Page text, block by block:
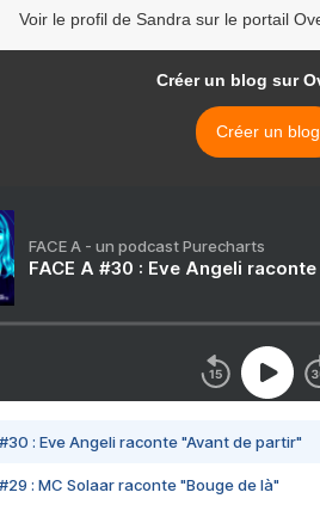
Voir le profil de Sandra sur le portail
Créer un blog sur
Créer un blog
FACE A - un podcast Purecharts
FACE A #30 : Eve Angeli
#30 : Eve Angeli raconte "Avant de partir"
#29 : MC Solaar raconte "Bouge de là"